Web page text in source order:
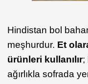
Hindistan bol
meşhurdur. Et
ürünleri kullanılır;
ağırlıkla sofrada